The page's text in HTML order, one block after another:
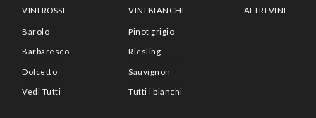
VINI ROSSI
Barolo
Barbaresco
Dolcetto
Vedi Tutti
VINI BIANCHI
Pinot grigio
Riesling
Sauvignon
Tutti i bianchi
ALTRI VINI